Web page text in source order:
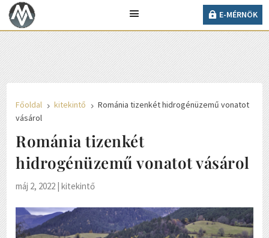
37° C
Ma 2026. augusztus 05., szerda, Krisztina napja
van.
E-MÉRNÖK
E-MÉRNÖK
Főoldal 5 kitekintő 5 Románia tizenkét hidrogénüzemű vonatot
vásárol
Románia tizenkét
hidrogénüzemű vonatot vásárol
máj 2, 2022 |kitekintő